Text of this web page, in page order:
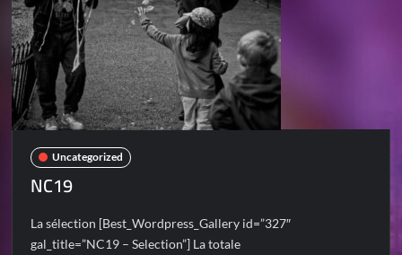
Uncategorized
NC19
La sélection [Best_Wordpress_Gallery id=”327″
gal_title=”NC19 – Selection”] La totale